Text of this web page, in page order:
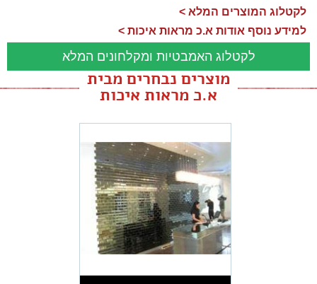
לקטלוג המוצרים המלא >
למידע נוסף אודות א.כ מראות איכות >
לקטלוג האמבטיות ומקלחונים המלא
מוצרים נבחרים מבית
א.כ מראות איכות